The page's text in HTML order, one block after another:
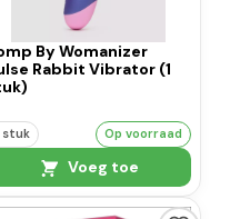
By Womanizer
Rabbit Vibrator (1
stuk Op voorraad
Voeg toe